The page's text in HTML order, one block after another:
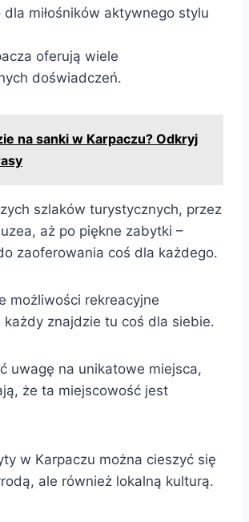
miłośników aktywnego stylu
oferują wiele
doświadczeń.
na sanki w Karpaczu? Odkryj
szlaków turystycznych, przez
aż po piękne zabytki –
zaoferowania coś dla każdego.
możliwości rekreacyjne
każdy znajdzie tu coś dla siebie.
uwagę na unikatowe miejsca,
że ta miejscowość jest
w Karpaczu można cieszyć się
ale również lokalną kulturą.